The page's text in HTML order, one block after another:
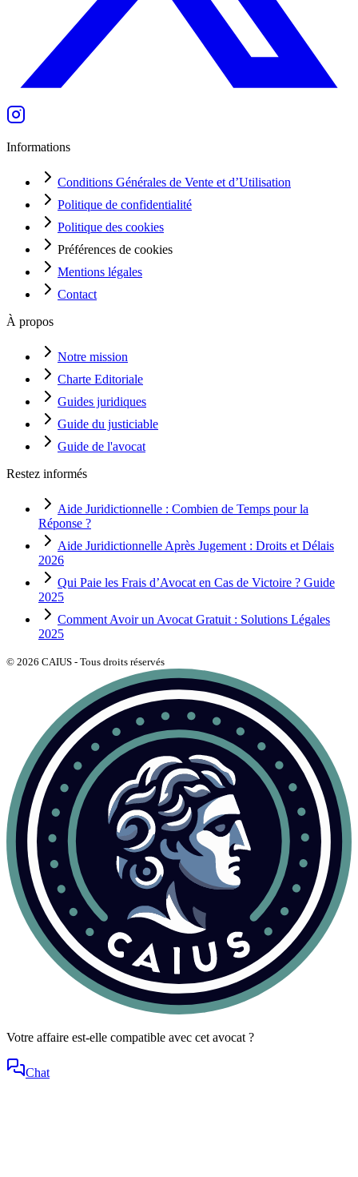
Informations
Conditions Générales de Vente et d’Utilisation
Politique de confidentialité
Politique des cookies
Préférences de cookies
Mentions légales
Contact
À propos
Notre mission
Charte Editoriale
Guides juridiques
Guide du justiciable
Guide de l'avocat
Restez informés
Aide Juridictionnelle : Combien de Temps pour la
Réponse ?
Aide Juridictionnelle Après Jugement : Droits et Délais
2026
Qui Paie les Frais d’Avocat en Cas de Victoire ? Guide
2025
Comment Avoir un Avocat Gratuit : Solutions Légales
2025
© 2026 CAIUS - Tous droits réservés
Votre affaire est-elle compatible avec cet avocat ?
Chat